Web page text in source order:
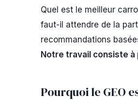
Quel est le meilleur
faut-il attendre de la
recommandations
Notre travail consiste
Pourquoi le GEO